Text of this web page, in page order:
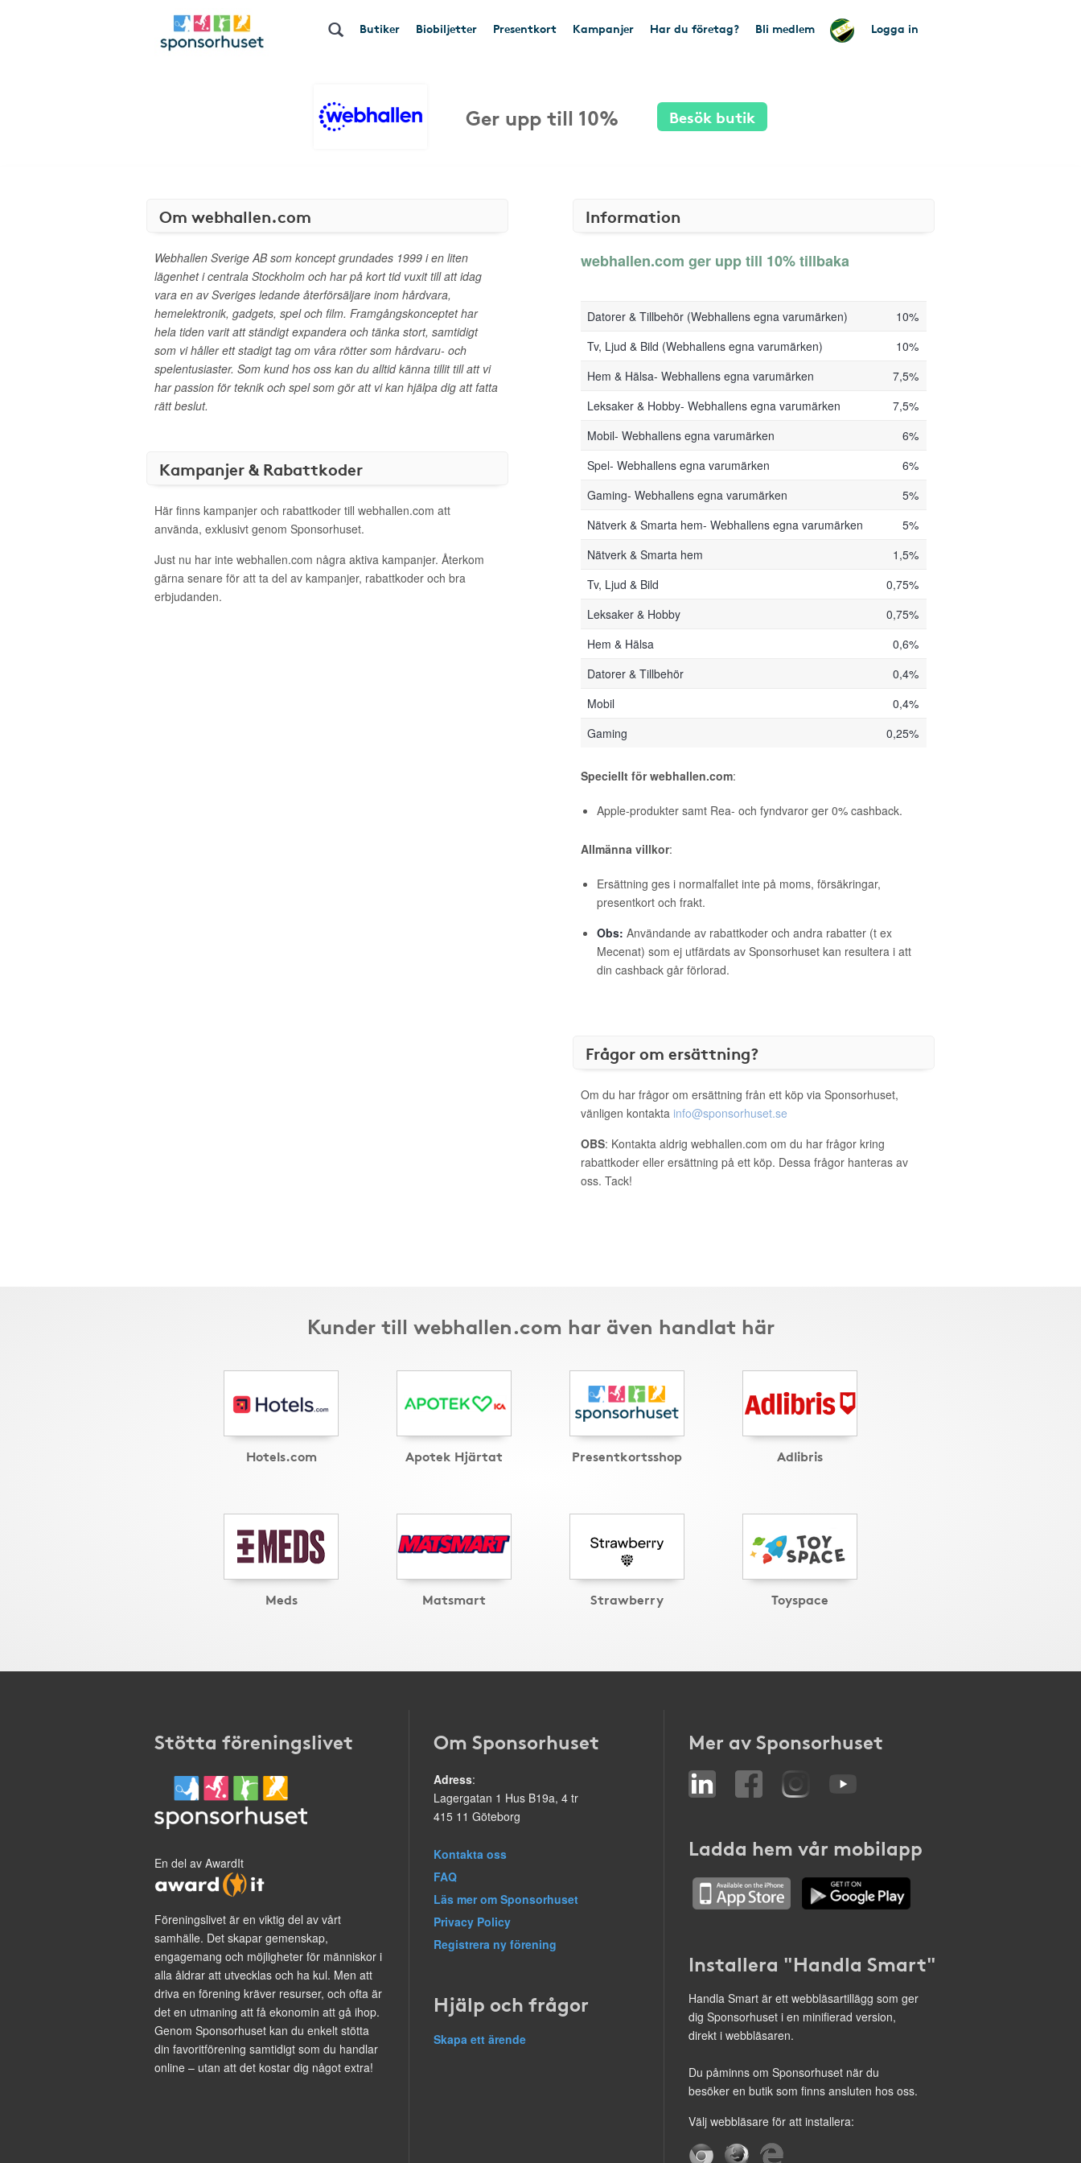
Butiker Biobiljetter Presentkort Kampanjer Har du företag? Bli medlem Logga in
Ger upp till 10% Besök butik
Om webhallen.com
Webhallen Sverige AB som koncept grundades 1999 i en liten
lägenhet i centrala Stockholm och har på kort tid vuxit till att idag
vara en av Sveriges ledande återförsäljare inom hårdvara,
hemelektronik, gadgets, spel och film. Framgångskonceptet har
hela tiden varit att ständigt expandera och tänka stort, samtidigt
som vi håller ett stadigt tag om våra rötter som hårdvaru- och
spelentusiaster. Som kund hos oss kan du alltid känna tillit till att vi
har passion för teknik och spel som gör att vi kan hjälpa dig att fatta
rätt beslut.
Kampanjer & Rabattkoder
Här finns kampanjer och rabattkoder till webhallen.com att
använda, exklusivt genom Sponsorhuset.
Just nu har inte webhallen.com några aktiva kampanjer. Återkom
gärna senare för att ta del av kampanjer, rabattkoder och bra
erbjudanden.
Information
webhallen.com ger upp till 10% tillbaka
Datorer & Tillbehör (Webhallens egna varumärken)
10%
Tv, Ljud & Bild (Webhallens egna varumärken)
10%
Hem & Hälsa- Webhallens egna varumärken
7,5%
Leksaker & Hobby- Webhallens egna varumärken
7,5%
Mobil- Webhallens egna varumärken
6%
Spel- Webhallens egna varumärken
6%
Gaming- Webhallens egna varumärken
5%
Nätverk & Smarta hem- Webhallens egna varumärken
5%
Nätverk & Smarta hem
1,5%
Tv, Ljud & Bild
0,75%
Leksaker & Hobby
0,75%
Hem & Hälsa
0,6%
Datorer & Tillbehör
0,4%
Mobil
0,4%
Gaming
0,25%
Speciellt för webhallen.com:
Apple-produkter samt Rea- och fyndvaror ger 0% cashback.
Allmänna villkor:
Ersättning ges i normalfallet inte på moms, försäkringar,
presentkort och frakt.
Obs: Användande av rabattkoder och andra rabatter (t ex
Mecenat) som ej utfärdats av Sponsorhuset kan resultera i att
din cashback går förlorad.
Frågor om ersättning?
Om du har frågor om ersättning från ett köp via Sponsorhuset,
vänligen kontakta info@sponsorhuset.se
OBS: Kontakta aldrig webhallen.com om du har frågor kring
rabattkoder eller ersättning på ett köp. Dessa frågor hanteras av
oss. Tack!
Kunder till webhallen.com har även handlat här
Hotels.com Apotek Hjärtat Presentkortsshop Adlibris
Meds Matsmart Strawberry Toyspace
Stötta föreningslivet
En del av AwardIt
Föreningslivet är en viktig del av vårt
samhälle. Det skapar gemenskap,
engagemang och möjligheter för människor i
alla åldrar att utvecklas och ha kul. Men att
driva en förening kräver resurser, och ofta är
det en utmaning att få ekonomin att gå ihop.
Genom Sponsorhuset kan du enkelt stötta
din favoritförening samtidigt som du handlar
online – utan att det kostar dig något extra!
Om Sponsorhuset
Adress:
Lagergatan 1 Hus B19a, 4 tr
415 11 Göteborg
Kontakta oss
FAQ
Läs mer om Sponsorhuset
Privacy Policy
Registrera ny förening
Hjälp och frågor
Skapa ett ärende
Mer av Sponsorhuset
Ladda hem vår mobilapp
Installera "Handla Smart"
Handla Smart är ett webbläsartillägg som ger
dig Sponsorhuset i en minifierad version,
direkt i webbläsaren.
Du påminns om Sponsorhuset när du
besöker en butik som finns ansluten hos oss.
Välj webbläsare för att installera: